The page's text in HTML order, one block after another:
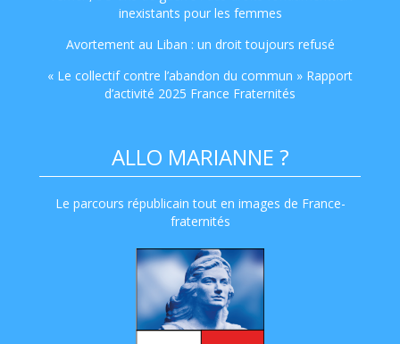
inexistants pour les femmes
Avortement au Liban : un droit toujours refusé
« Le collectif contre l’abandon du commun » Rapport
d’activité 2025 France Fraternités
ALLO MARIANNE ?
Le parcours républicain tout en images de France-
fraternités